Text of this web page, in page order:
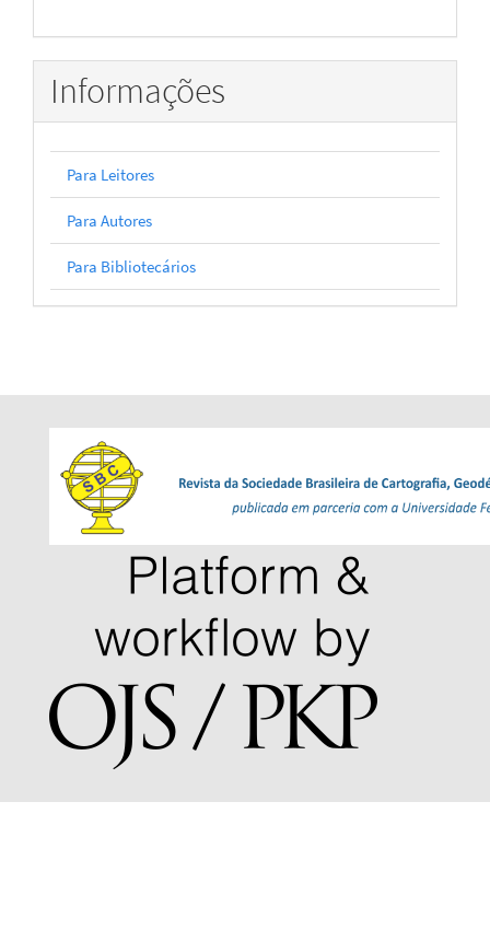
Informações
Para Leitores
Para Autores
Para Bibliotecários